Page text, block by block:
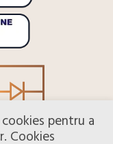
pentru a
Cookies